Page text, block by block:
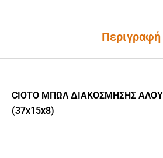
Περιγραφή
CIOTO ΜΠΩΛ ΔΙΑΚΟΣΜΗΣΗΣ
(37x15x8)